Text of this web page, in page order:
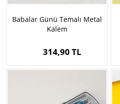
Babalar Günü Temalı Metal
Kalem
314,90 TL